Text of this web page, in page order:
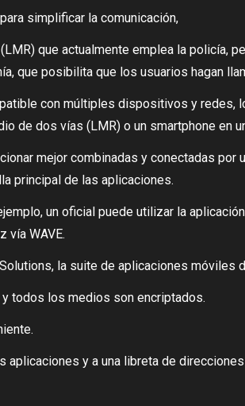
simplificar la comunicación,
que actualmente emplea la policía,
que posibilita que los usuarios hagan
con múltiples dispositivos y redes,
de dos vías (LMR) o un smartphone en
mejor combinadas y conectadas por
principal de las aplicaciones.
un oficial puede utilizar la
vía WAVE.
la suite de aplicaciones móviles
todos los medios son encriptados.
y a una libreta de